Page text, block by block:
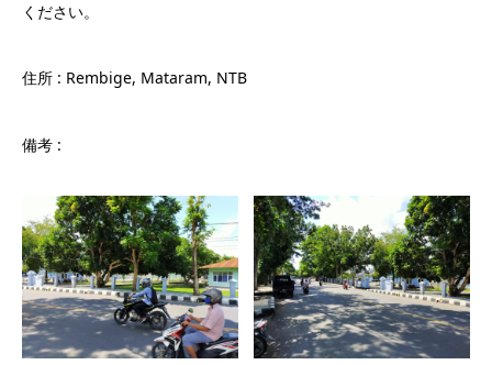
ください。
住所 : Rembige, Mataram, NTB
備考 :